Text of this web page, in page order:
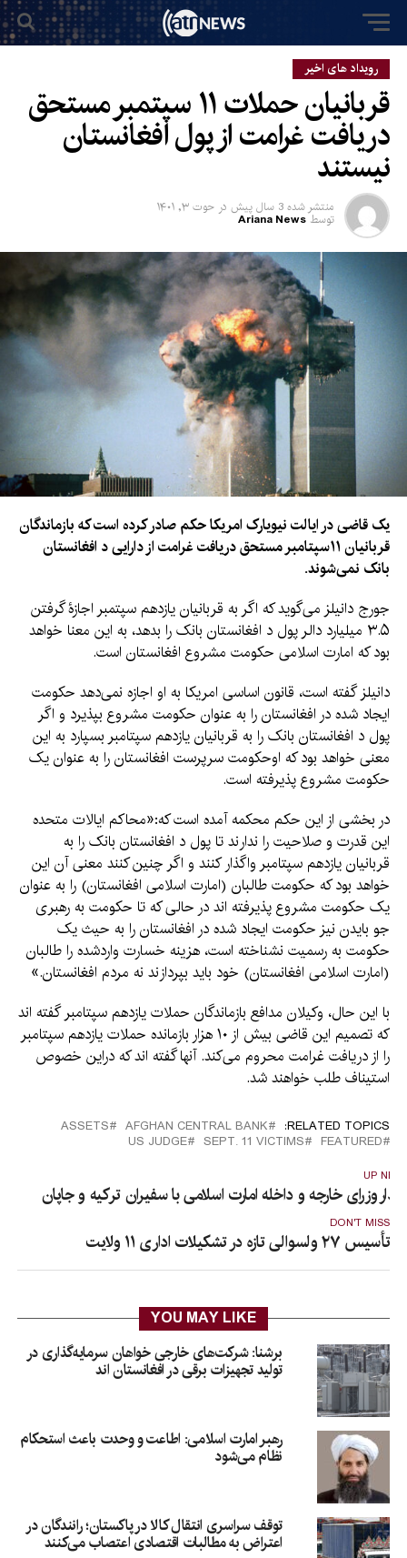
رویداد های اخیر
قربانیان حملات ۱۱ سپتمبر مستحق
دریافت غرامت از پول افغانستان
نیستند
منتشر شده 3 سال پیش در حوت ۳, ۱۴۰۱
توسط Ariana News
یک قاضی در ایالت نیویارک امریکا حکم صادر کرده است که بازماندگان
قربانیان ۱۱سپتامبر مستحق دریافت غرامت از دارایی د افغانستان
بانک نمی‌شوند.
جورج دانیلز می‌گوید که اگر به قربانیان یازدهم سپتمبر اجازۀ گرفتن
۳.۵ میلیارد دالر پول د افغانستان بانک را بدهد، به این معنا خواهد
بود که امارت اسلامی حکومت مشروع افغانستان است.
دانیلز گفته است، قانون اساسی امریکا به او اجازه نمی‌دهد حکومت
ایجاد شده در افغانستان را به عنوان حکومت مشروع بپذیرد و اگر
پول د افغانستان بانک را به قربانیان یازدهم سپتامبر بسپارد به این
معنی خواهد بود که اوحکومت سرپرست افغانستان را به عنوان یک
حکومت مشروع پذیرفته است.
در بخشی از این حکم محکمه آمده است که:«محاکم ایالات متحده
این قدرت و صلاحیت را ندارند تا پول د افغانستان بانک را به
قربانیان یازدهم سپتامبر واگذار کنند و اگر چنین کنند معنی آن این
خواهد بود که حکومت طالبان (امارت اسلامی افغانستان) را به عنوان
یک حکومت مشروع پذیرفته اند در حالی که تا حکومت به رهبری
جو بایدن نیز حکومت ایجاد شده در افغانستان را به حیث یک
حکومت به رسمیت نشناخته است، هزینه خسارت واردشده را طالبان
(امارت اسلامی افغانستان) خود باید بپردازند نه مردم افغانستان.»
با این حال، وکیلان مدافع بازماندگان حملات یازدهم سپتامبر گفته اند
که تصمیم این قاضی بیش از ۱۰ هزار بازمانده حملات یازدهم سپتامبر
را از دریافت غرامت محروم می‌کند. آنها گفته اند که دراین خصوص
استیناف‌ طلب خواهند شد.
RELATED TOPICS:
AFGHAN CENTRAL BANK
ASSETS
FEATURED
SEPT. 11 VICTIMS
US JUDGE
UP
وزرای خارجه و داخله امارت اسلامی با سفیران ترکیه و جاپان
DON'T MISS
تأسیس ۲۷ ولسوالی تازه‌ در تشکیلات اداری ۱۱ ولایت
YOU MAY LIKE
برشنا: شرکت‌های خارجی خواهان سرمایه‌گذاری در
تولید تجهیزات برقی در افغانستان‌ اند
رهبر امارت اسلامی: اطاعت و وحدت باعث استحکام
نظام می‌شود
توقف سراسری انتقال کالا در پاکستان؛ رانندگان در
اعتراض به مطالبات اقتصادی اعتصاب می‌کنند